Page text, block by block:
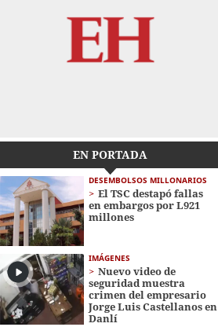
EN PORTADA
DESEMBOLSOS MILLONARIOS
El TSC destapó fallas
en embargos por L921
millones
IMÁGENES
Nuevo video de
seguridad muestra
crimen del empresario
Jorge Luis Castellanos en
Danlí